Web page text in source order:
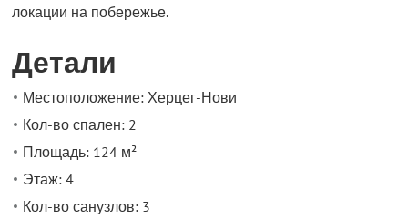
локации на побережье.
Детали
Местоположение: Херцег-Нови
Кол-во спален: 2
Площадь: 124 м²
Этаж: 4
Кол-во санузлов: 3